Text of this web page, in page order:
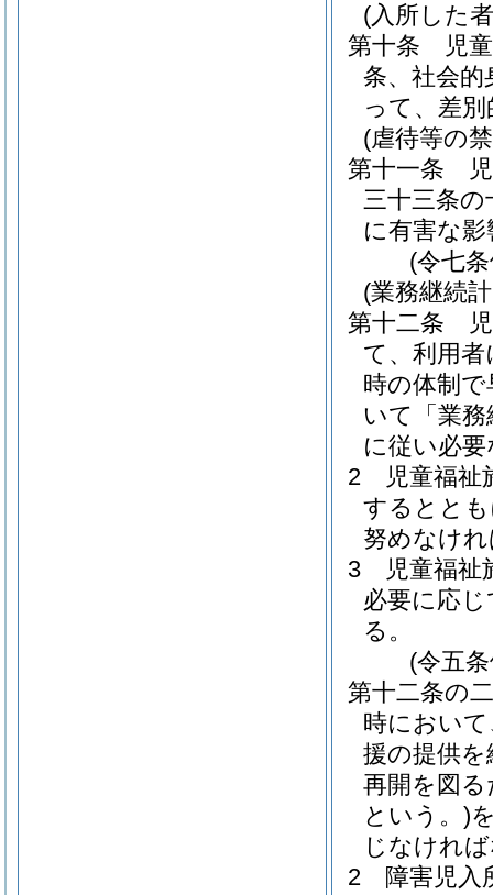
(入所した
第十条
児
条、社会
って、差
(虐待等の
第十一条
三十三条
に有害な
(令七
(業務継続
第十二条
て、利用
時の体制
いて「業
に従い必
2
児童福
するとと
努めなけ
3
児童福
必要に応
る。
(令五
第十二条の二
時におい
援の提供
再開を図
という。)
じなけれ
2
障害児入